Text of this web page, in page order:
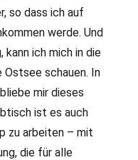
so dass ich auf
werde. Und
kann ich mich in die
Ostsee schauen. In
mir dieses
ist es auch
zu arbeiten – mit
die für alle